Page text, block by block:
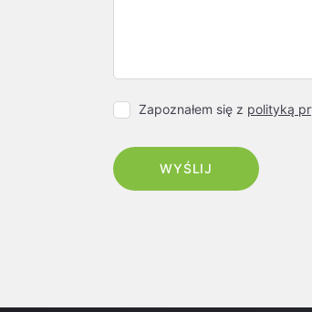
Zapoznałem się z polityką